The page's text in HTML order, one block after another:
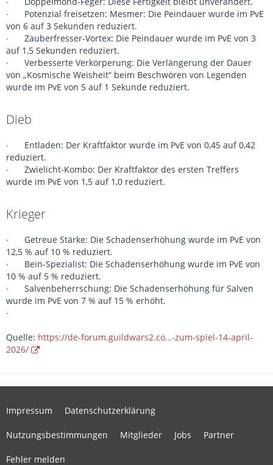
·
Potenzial freisetzen: Mesmer: Die Peindauer wurde im PvE
von 6 auf 3 Sekunden reduziert.
·
Zauberfresser-Vortex: Die Peindauer wurde im PvE von 3
auf 1,5 Sekunden reduziert.
·
Verbesserte Verkörperung: Die Verlängerung der Dauer
von „Kosmische Weisheit“ beim Beschwören von Legenden
wurde im PvE von 5 auf 1 Sekunde reduziert.
Dieb
·
Entladen: Der Kraftfaktor wurde im PvE von 0,45 auf 0,42
reduziert.
·
Zwielicht-Kombo: Der Kraftfaktor des ersten Treffers
wurde im PvE von 1,5 auf 1,0 reduziert.
Krieger
·
Getreue Stärke: Die Schadenserhöhung wurde im PvE von
12,5 % auf 10 % reduziert.
·
Bein-Spezialist: Die Schadenserhöhung wurde im PvE von
10 % auf 5 % reduziert.
·
Salvenbeherrschung: Die Schadenserhöhung für Salven
wurde im PvE von 7 % auf 15 % erhöht.
·
Quelle: https://de-forum.guildwars2.co…-zum-spiel-14-april-
2026/
Impressum Datenschutzerklärung
Nutzungsbestimmungen Mitglieder Jobs Partner
Fehler melden